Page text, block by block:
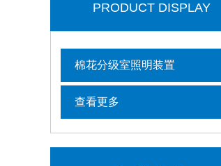
PRODUCT DISPLAY
棉花分级室照明装置
查看更多